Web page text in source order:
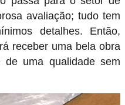
avaliação; tudo tem
detalhes. Então,
receber uma bela obra
uma qualidade sem